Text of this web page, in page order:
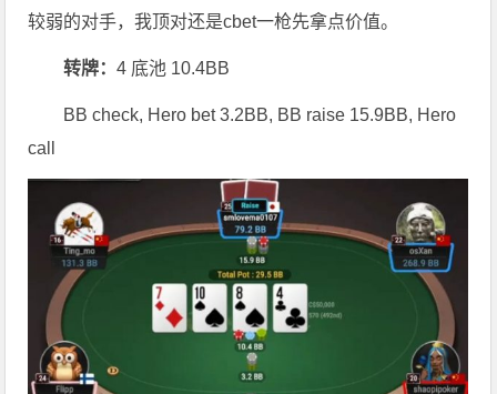
较弱的对手，我顶对还是cbet一枪先拿点价值。
转牌：4 底池 10.4BB
BB check, Hero bet 3.2BB, BB raise 15.9BB, Hero
call